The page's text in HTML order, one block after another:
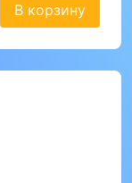
В корзину